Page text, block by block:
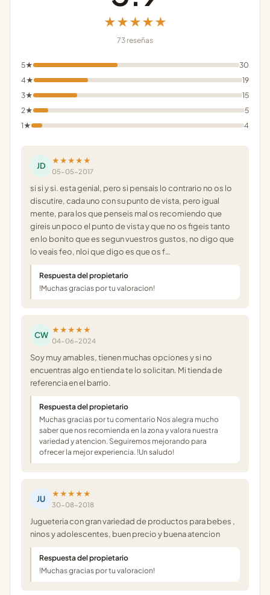
★★★★★
73 reseñas
5★
30
4★
19
3★
15
2★
5
1★
4
JD
★★★★★
05-05-2017
si si y si. esta genial, pero si pensais lo contrario no os lo
discutire, cada uno con su punto de vista, pero igual
mente, para los que penseis mal os recomiendo que
gireis un poco el punto de vista y que no os figeis tanto
en lo bonito que es segun vuestros gustos, no digo que
lo veais feo, nloi que digo es que os f…
Respuesta del propietario
!Muchas gracias por tu valoracion!
CW
★★★★★
04-06-2024
Soy muy amables, tienen muchas opciones y si no
encuentras algo en tienda te lo solicitan. Mi tienda de
referencia en el barrio.
Respuesta del propietario
Muchas gracias por tu comentario Nos alegra mucho
saber que nos recomienda en la zona y valora nuestra
variedad y atencion. Seguiremos mejorando para
ofrecer la mejor experiencia. !Un saludo!
JU
★★★★★
30-08-2018
Jugueteria con gran variedad de productos para bebes ,
ninos y adolescentes, buen precio y buena atencion
Respuesta del propietario
!Muchas gracias por tu valoracion!